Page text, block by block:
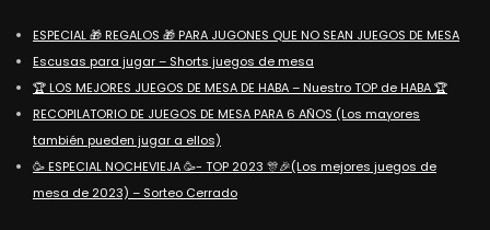
ESPECIAL 🎁 REGALOS 🎁 PARA JUGONES QUE NO SEAN JUEGOS DE MESA
Escusas para jugar – Shorts juegos de mesa
🏆 LOS MEJORES JUEGOS DE MESA DE HABA – Nuestro TOP de HABA 🏆
RECOPILATORIO DE JUEGOS DE MESA PARA 6 AÑOS (Los mayores
también pueden jugar a ellos)
🥳 ESPECIAL NOCHEVIEJA 🥳- TOP 2023 🎊🎉(Los mejores juegos de
mesa de 2023) – Sorteo Cerrado